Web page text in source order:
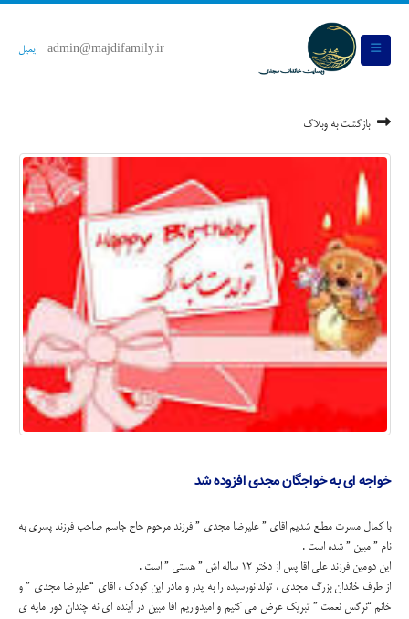
admin@majdifamily.ir ایمیل
بازگشت به وبلاگ
خواجه ای به خواجگان مجدی افزوده شد
با کمال مسرت مطلع شدیم اقای ” علیرضا مجدی ” فرزند مرحوم حاج جاسم صاحب فرزند پسری به
نام ” مبین ” شده است .
این دومین فرزند علی اقا پس از دختر 12 ساله اش ” هستی ” است .
از طرف خاندان بزرگ مجدی ، تولد نورسیده را به پدر و مادر این کودک ، اقای “علیرضا مجدی ” و
خانم “نرگس نعمت ” تبریک عرض می کنیم و امیدواریم اقا مبین در آینده ای نه چندان دور مایه ی